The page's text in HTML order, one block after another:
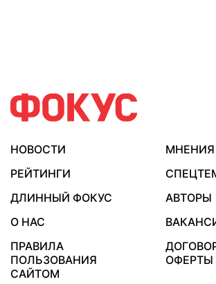
НОВОСТИ
МНЕНИЯ
РЕЙТИНГИ
ДЛИННЫЙ ФОКУС
АВТОРЫ
О НАС
ПРАВИЛА
ПОЛЬЗОВАНИЯ
САЙТОМ
ОФЕРТЫ